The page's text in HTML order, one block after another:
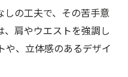
しの工夫で、その苦手意
、肩やウエストを強調し
や、立体感のあるデザイ